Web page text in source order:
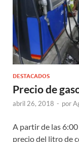
DESTACADOS
Precio de
abril 26, 2018 - por
A partir de las 6:00
precio del litro de